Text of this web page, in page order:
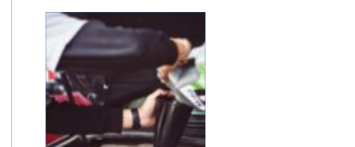
fritid. En bracykelaffär
Linköpingkan göra ...